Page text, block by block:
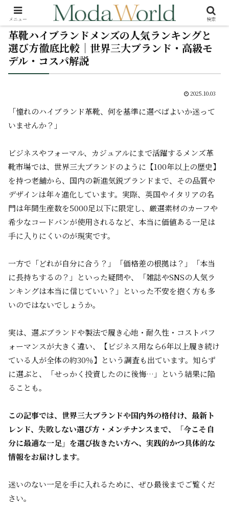
革靴ハイブランドメンズの人気ランキングと
選び方徹底比較｜世界三大ブランド・高級モ
デル・コスパ解説
2025.10.03
「憧れのハイブランド革靴、何を基準に選べばよいか迷って
いませんか？」
ビジネスやフォーマル、カジュアルにまで活躍するメンズ革
靴市場では、世界三大ブランドのように【100年以上の歴史】
を持つ老舗から、国内の新進気鋭ブランドまで、その品質や
デザインは年々進化しています。実際、英国やイタリアの名
門は年間生産数を5000足以下に限定し、厳選素材のカーフや
希少なコードバンが使用されるなど、 本当に価値ある一足は
手に入りにくいのが現実です。
一方で「どれが自分に合う？」「価格差の根拠は？」「本当
に長持ちするの？」といった疑問や、「雑誌やSNSの人気ラ
ンキングは本当に信じていい？」といった不安を抱く方も多
いのではないでしょうか。
実は、 選ぶブランドや製法で履き心地・耐久性・コストパフ
ォーマンスが大きく違い、【ビジネス用なら6年以上履き続け
ている人が全体の約30％】という調査も出ています。知らず
に選ぶと、
「せっかく投資したのに後悔…」
という結果に陥
ることも。
この記事では、世界三大ブランドや国内外の格付け、最新ト
レンド、失敗しない選び方・メンテナンスまで、「今こそ自
分に最適な一足」を選び抜きたい方へ、実践的かつ具体的な
情報をお届けします。
迷いのない一足を手に入れるために、ぜひ最後までご覧くだ
さい。
メニュー 検索